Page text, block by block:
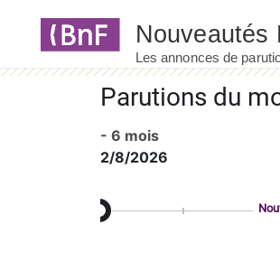
Parutions du
- 6 mois
2/8/2026